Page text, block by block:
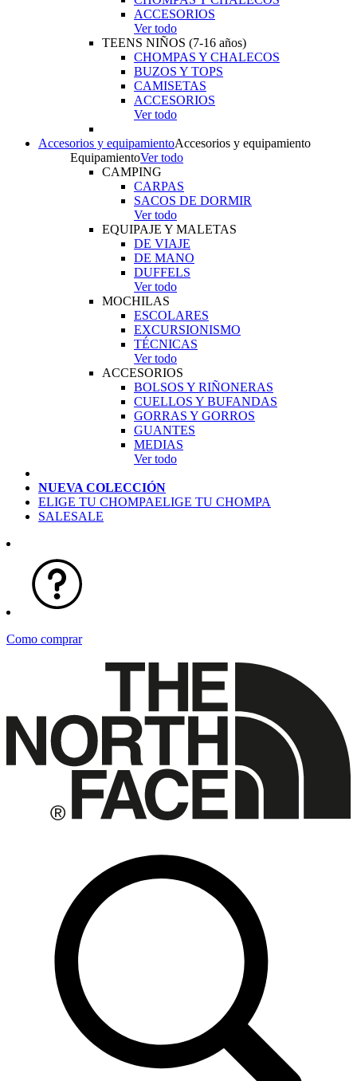
ACCESORIOS
Ver todo
TEENS NIÑOS (7-16 años)
CHOMPAS Y CHALECOS
BUZOS Y TOPS
CAMISETAS
ACCESORIOS
Ver todo
Accesorios y equipamientoAccesorios y equipamiento
EquipamientoVer todo
CAMPING
CARPAS
SACOS DE DORMIR
Ver todo
EQUIPAJE Y MALETAS
DE VIAJE
DE MANO
DUFFELS
Ver todo
MOCHILAS
ESCOLARES
EXCURSIONISMO
TÉCNICAS
Ver todo
ACCESORIOS
BOLSOS Y RIÑONERAS
CUELLOS Y BUFANDAS
GORRAS Y GORROS
GUANTES
MEDIAS
Ver todo
NUEVA COLECCIÓN
ELIGE TU CHOMPAELIGE TU CHOMPA
SALESALE
Como comprar